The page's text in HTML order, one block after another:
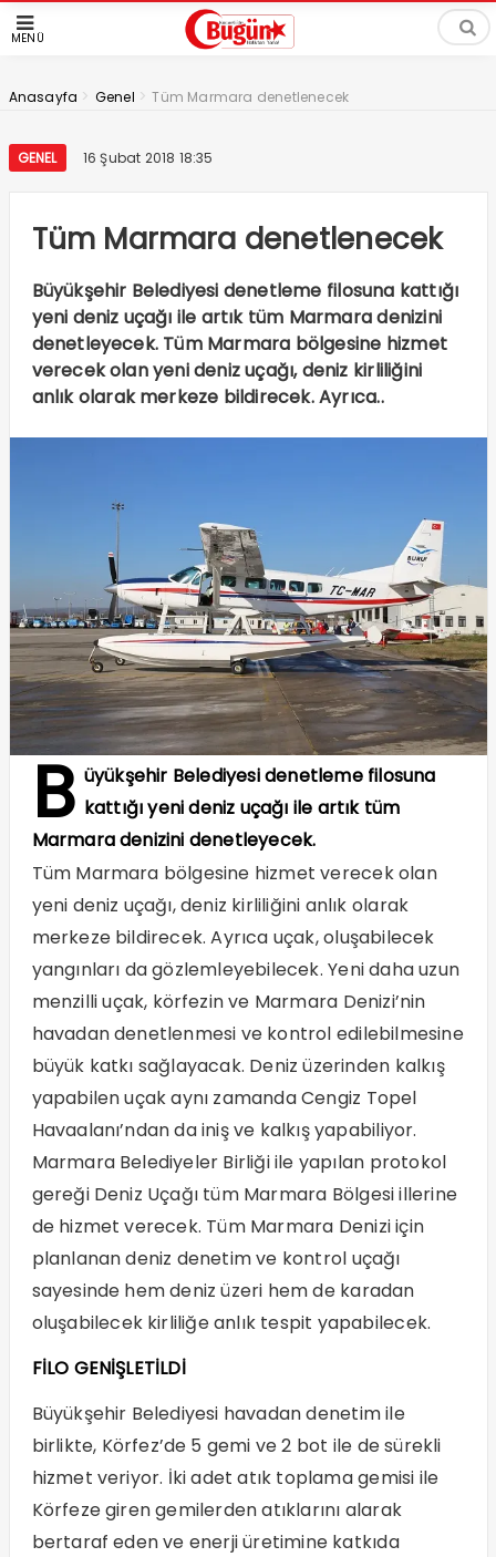
MENÜ
Anasayfa > Genel >Tüm Marmara denetlenecek
GENEL 16 Şubat 2018 18:35
Tüm Marmara denetlenecek
Büyükşehir Belediyesi denetleme filosuna kattığı
yeni deniz uçağı ile artık tüm Marmara denizini
denetleyecek. Tüm Marmara bölgesine hizmet
verecek olan yeni deniz uçağı, deniz kirliliğini
anlık olarak merkeze bildirecek. Ayrıca..
B üyükşehir Belediyesi denetleme filosuna
kattığı yeni deniz uçağı ile artık tüm
Marmara denizini denetleyecek.
Tüm Marmara bölgesine hizmet verecek olan
yeni deniz uçağı, deniz kirliliğini anlık olarak
merkeze bildirecek. Ayrıca uçak, oluşabilecek
yangınları da gözlemleyebilecek. Yeni daha uzun
menzilli uçak, körfezin ve Marmara Denizi’nin
havadan denetlenmesi ve kontrol edilebilmesine
büyük katkı sağlayacak. Deniz üzerinden kalkış
yapabilen uçak aynı zamanda Cengiz Topel
Havaalanı’ndan da iniş ve kalkış yapabiliyor.
Marmara Belediyeler Birliği ile yapılan protokol
gereği Deniz Uçağı tüm Marmara Bölgesi illerine
de hizmet verecek. Tüm Marmara Denizi için
planlanan deniz denetim ve kontrol uçağı
sayesinde hem deniz üzeri hem de karadan
oluşabilecek kirliliğe anlık tespit yapabilecek.
FİLO GENİŞLETİLDİ
Büyükşehir Belediyesi havadan denetim ile
birlikte, Körfez’de 5 gemi ve 2 bot ile de sürekli
hizmet veriyor. İki adet atık toplama gemisi ile
Körfeze giren gemilerden atıklarını alarak
bertaraf eden ve enerji üretimine katkıda